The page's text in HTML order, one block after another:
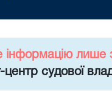
інформацію лише
судової